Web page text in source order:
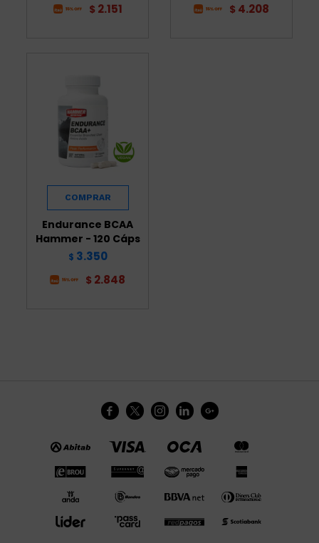
$ 2.151 $ 4.208
Endurance BCAA
Hammer - 120 Cáps
$ 3.350
$ 2.848
    